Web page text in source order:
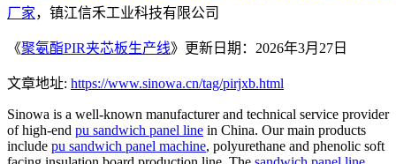
厂家，镇江信禾工业科技有限公司
《聚氨酯PIR夹芯板生产线》更新日期：2026年3月27日
文章地址: https://www.sinowa.cn/tag/pirjxb.html
Sinowa is a well-known manufacturer and technical service provider
of high-end pu sandwich panel line in China. Our main products
include pu sandwich panel machine, polyurethane and phenolic soft